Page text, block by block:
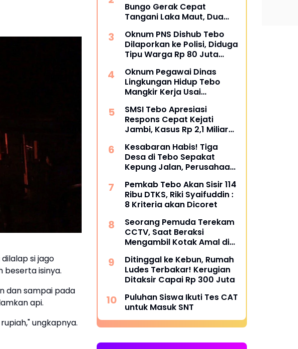
si jago
beserta isinya.
dan sampai pada
api.
ungkapnya.
Bungo Gerak Cepat
Tangani Laka Maut, Dua
Oknum PNS Dishub Tebo
Dilaporkan ke Polisi, Diduga
Tipu Warga Rp 80 Juta
Oknum Pegawai Dinas
Lingkungan Hidup Tebo
Mangkir Kerja Usai
Bungkam
SMSI Tebo Apresiasi
Respons Cepat Kejati
Jambi, Kasus Rp 2,1 Miliar
Kesabaran Habis! Tiga
Desa di Tebo Sepakat
Kepung Jalan, Perusahaan
Jawab
Pemkab Tebo Akan Sisir 114
Ribu DTKS, Riki Syaifuddin :
8 Kriteria akan Dicoret
Seorang Pemuda Terekam
CCTV, Saat Beraksi
Mengambil Kotak Amal di
Ditinggal ke Kebun, Rumah
Ludes Terbakar! Kerugian
Ditaksir Capai Rp 300 Juta
Puluhan Siswa Ikuti Tes CAT
untuk Masuk SNT